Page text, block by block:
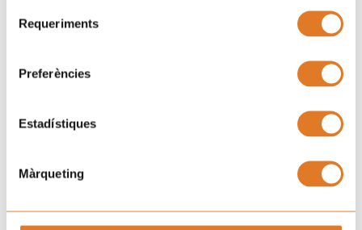
Requeriments
Preferències
Estadístiques
Màrqueting